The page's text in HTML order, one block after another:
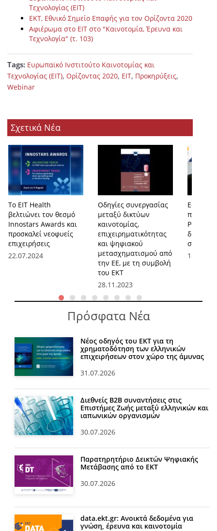
Τεχνολογίας (ΕΙΤ)
EKT, Eθνικό Σημείο Επαφής για τον Ορίζοντα 2020
Αφιέρωμα στο ΕΙΤ στο "Καινοτομία, Έρευνα και
Τεχνολογία" (τ. 103)
Tags: Ευρωπαϊκό Ινστιτούτο Καινοτομίας και
Τεχνολογίας (ΕΙΤ), Ορίζοντας 2020, EIT, Προκηρύξεις,
Webinar
Σχετικά Νέα
Το EIT Health
βελτιώνει τον θεσμό
Innostars Awards και
προσκαλεί νεοφυείς
επιχειρήσεις
22.07.2024
Οδηγίες συνεργασίας
μεταξύ δικτύων
καινοτομίας,
επιχειρηματικότητας
και ψηφιακού
μετασχηματισμού από
την ΕΕ, με τη συμβολή
του ΕΚΤ
28.11.2023
Πρόσφατα Νέα
Νέος οδηγός του ΕΚΤ για τη
χρηματοδότηση των ελληνικών
επιχειρήσεων στον χώρο της άμυνας
31.07.2026
Διεθνείς Β2Β συναντήσεις στις
Επιστήμες Ζωής μεταξύ ελληνικών και
ιαπωνικών οργανισμών
30.07.2026
Παρατηρητήριο Δεικτών Ψηφιακής
Μετάβασης από το ΕΚΤ
30.07.2026
data.ekt.gr: Ανοικτά δεδομένα για
γνώση, έρευνα και καινοτομία